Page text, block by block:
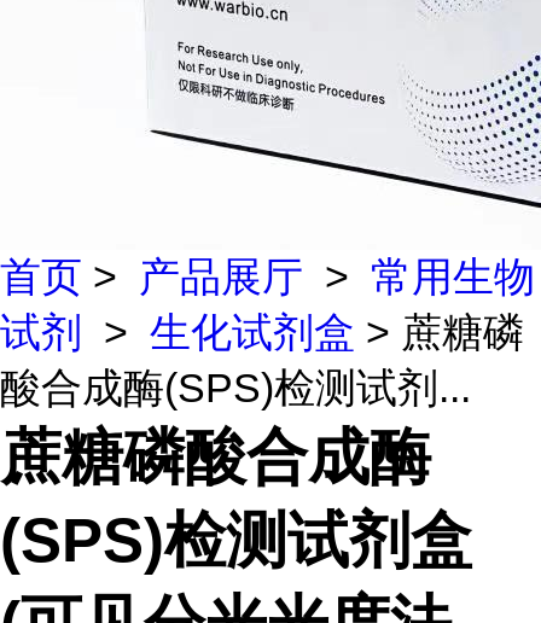
首页 > 产品展厅 > 常用生物
试剂 > 生化试剂盒 > 蔗糖磷
酸合成酶(SPS)检测试剂...
蔗糖磷酸合成酶
(SPS)检测试剂盒